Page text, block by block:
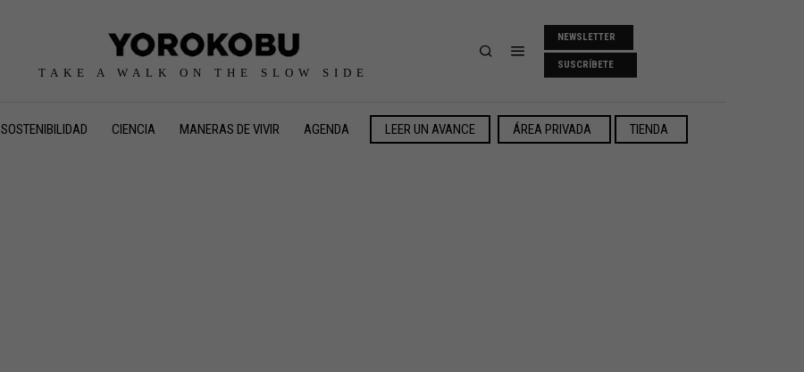
TAKE A WALK ON THE SLOW SIDE
NEWSLETTER
SUSCRÍBETE
SOSTENIBILIDAD CIENCIA MANERAS DE VIVIR AGENDA LEER UN AVANCE ÁREA PRIVADA TIENDA